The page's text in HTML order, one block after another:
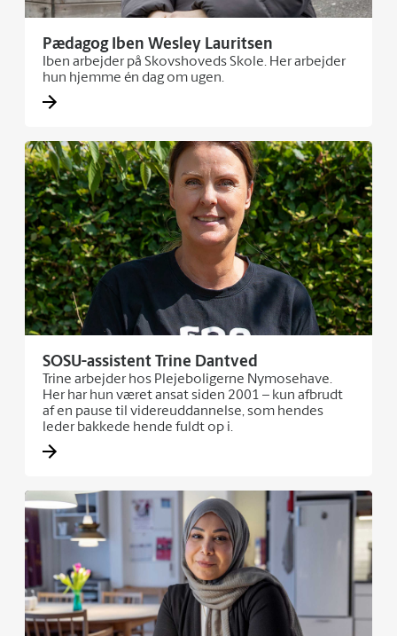
Pædagog Iben Wesley Lauritsen
Iben arbejder på Skovshoveds Skole. Her arbejder
hun hjemme én dag om ugen.
SOSU-assistent Trine Dantved
Trine arbejder hos Plejeboligerne Nymosehave.
Her har hun været ansat siden 2001 – kun afbrudt
af en pause til videreuddannelse, som hendes
leder bakkede hende fuldt op i.